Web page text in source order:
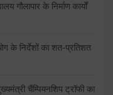
गौलापार के निर्माण कार्यों
के निर्देशों का शत-प्रतिशत
चैंम्पियनशिप ट्रॉफी का